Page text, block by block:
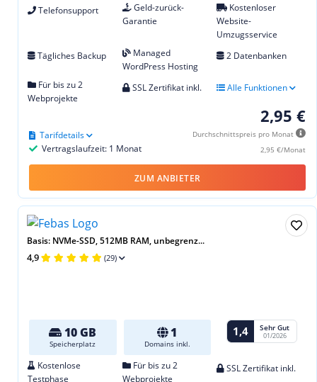
Telefonsupport
Geld-zurück-
Garantie
Kostenloser
Website-
Umzugsservice
Tägliches Backup
Managed
WordPress Hosting
2 Datenbanken
Für bis zu 2
Webprojekte
SSL Zertifikat inkl. Alle Funktionen
2,95 €
Durchschnittspreis pro Monat
2,95 €/Monat
Vertragslaufzeit: 1 Monat
Tarifdetails
ZUM ANBIETER
Basis: NVMe-SSD, 512MB RAM, unbegrenz...
4,9 (29)
10 GB
Speicherplatz
1
Domains inkl.
1,4 Sehr Gut
01/2026
Kostenlose
Testphase
Für bis zu 2
Webprojekte
SSL Zertifikat inkl.